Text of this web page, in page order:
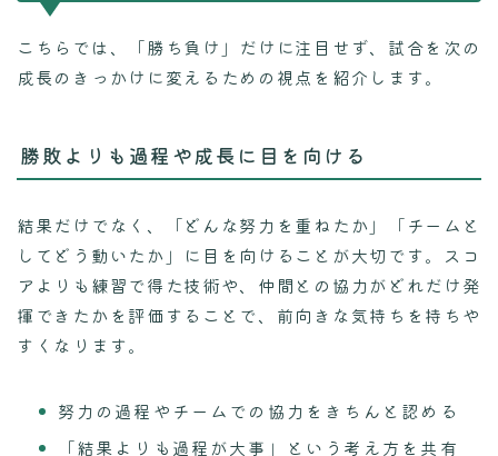
こちらでは、「勝ち負け」だけに注目せず、試合を次の
成長のきっかけに変えるための視点を紹介します。
勝敗よりも過程や成長に目を向ける
結果だけでなく、「どんな努力を重ねたか」「チームと
してどう動いたか」に目を向けることが大切です。スコ
アよりも練習で得た技術や、仲間との協力がどれだけ発
揮できたかを評価することで、前向きな気持ちを持ちや
すくなります。
努力の過程やチームでの協力をきちんと認める
「結果よりも過程が大事」という考え方を共有